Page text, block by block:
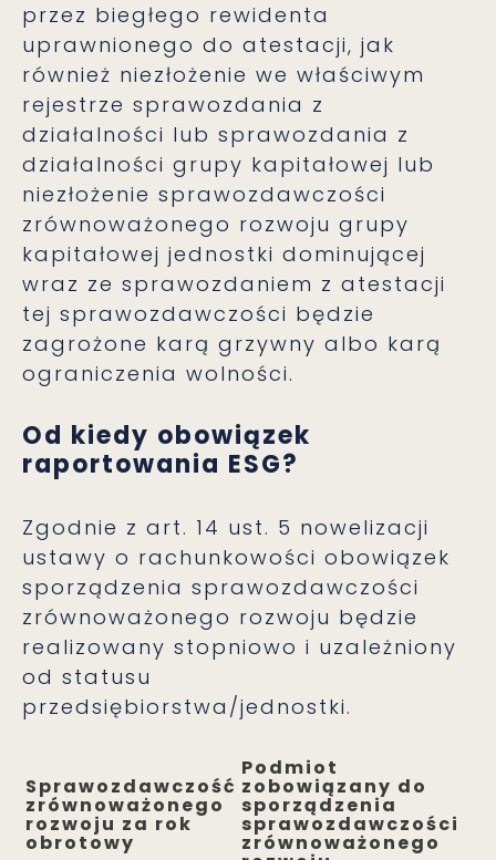
przez biegłego rewidenta
uprawnionego do atestacji, jak
również niezłożenie we właściwym
rejestrze sprawozdania z
działalności lub sprawozdania z
działalności grupy kapitałowej lub
niezłożenie sprawozdawczości
zrównoważonego rozwoju grupy
kapitałowej jednostki dominującej
wraz ze sprawozdaniem z atestacji
tej sprawozdawczości będzie
zagrożone karą grzywny albo karą
ograniczenia wolności.
Od kiedy obowiązek
raportowania ESG?
Zgodnie z art. 14 ust. 5 nowelizacji
ustawy o rachunkowości obowiązek
sporządzenia sprawozdawczości
zrównoważonego rozwoju będzie
realizowany stopniowo i uzależniony
od statusu
przedsiębiorstwa/jednostki.
Sprawozdawczość
zrównoważonego
rozwoju za rok
obrotowy
Podmiot
zobowiązany do
sporządzenia
sprawozdawczości
zrównoważonego